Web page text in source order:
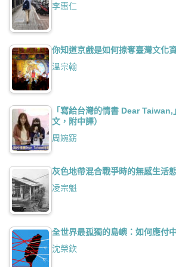
李惠仁
你知道京戲是如何掠奪臺灣文化
溫宗翰
「寫給台灣的情書 Dear
文，附中譯）
周婉窈
灰色地帶混合戰爭時的無感生活
凌宗魁
全世界最孤獨的島嶼：如何應付
沈榮欽